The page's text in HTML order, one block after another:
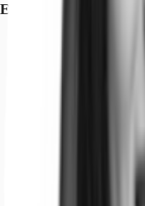
Exposé herunterladen